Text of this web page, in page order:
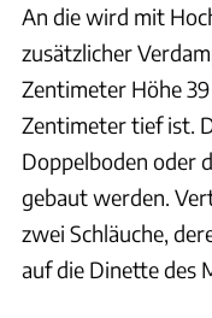
An die wird mit
zusätzlicher
Zentimeter Höhe
Zentimeter tief ist.
Doppelboden oder
gebaut werden.
zwei Schläuche,
auf die Dinette des